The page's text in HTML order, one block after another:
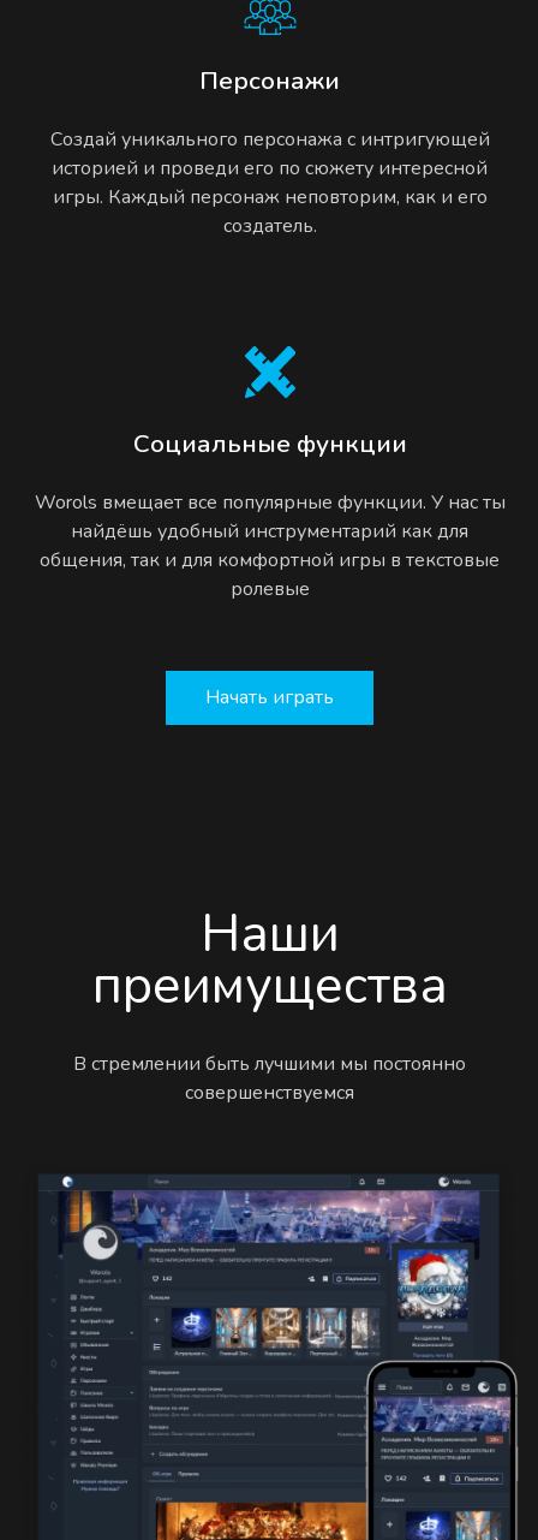
Персонажи
Создай уникального персонажа с интригующей
историей и проведи его по сюжету интересной
игры. Каждый персонаж неповторим, как и его
создатель.
Социальные функции
Worols вмещает все популярные функции. У нас ты
найдёшь удобный инструментарий как для
общения, так и для комфортной игры в текстовые
ролевые
Начать играть
Наши
преимущества
В стремлении быть лучшими мы постоянно
совершенствуемся